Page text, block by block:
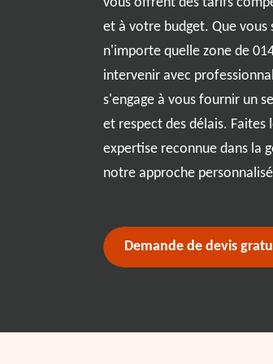
solutions de
vous soyez en
un point
est
intérieur à la
et à votre budget. Que vous
n'importe quelle zone de
intervenir avec
s'engage à vous fournir un
et respect des délais.
expertise reconnue dans la
notre approche
Demande de devis